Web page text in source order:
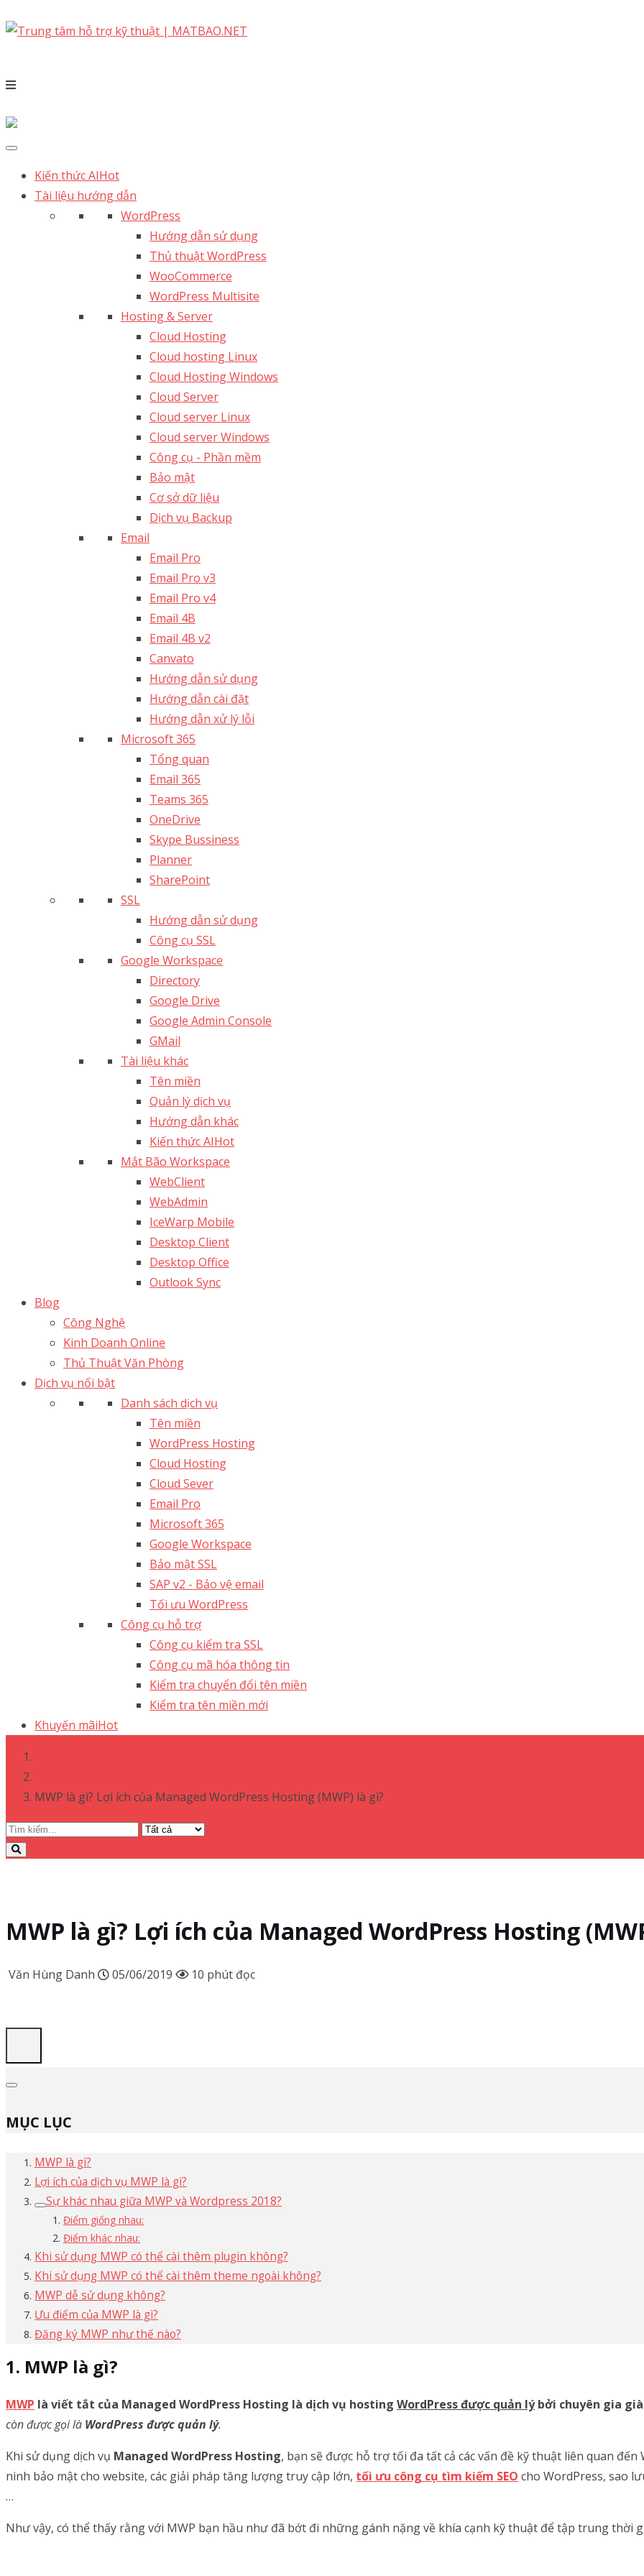
Kiến thức AIHot
Tài liệu hướng dẫn
WordPress
Hướng dẫn sử dụng
Thủ thuật WordPress
WooCommerce
WordPress Multisite
Hosting & Server
Cloud Hosting
Cloud hosting Linux
Cloud Hosting Windows
Cloud Server
Cloud server Linux
Cloud server Windows
Công cụ - Phần mềm
Bảo mật
Cơ sở dữ liệu
Dịch vụ Backup
Email
Email Pro
Email Pro v3
Email Pro v4
Email 4B
Email 4B v2
Canvato
Hướng dẫn sử dụng
Hướng dẫn cài đặt
Hướng dẫn xử lý lỗi
Microsoft 365
Tổng quan
Email 365
Teams 365
OneDrive
Skype Bussiness
Planner
SharePoint
SSL
Hướng dẫn sử dụng
Công cụ SSL
Google Workspace
Directory
Google Drive
Google Admin Console
GMail
Tài liệu khác
Tên miền
Quản lý dịch vụ
Hướng dẫn khác
Kiến thức AIHot
Mắt Bão Workspace
WebClient
WebAdmin
IceWarp Mobile
Desktop Client
Desktop Office
Outlook Sync
Blog
Công Nghệ
Kinh Doanh Online
Thủ Thuật Văn Phòng
Dịch vụ nổi bật
Danh sách dịch vụ
Tên miền
WordPress Hosting
Cloud Hosting
Cloud Sever
Email Pro
Microsoft 365
Google Workspace
Bảo mật SSL
SAP v2 - Bảo vệ email​
Tối ưu WordPress
Công cụ hỗ trợ
Công cụ kiểm tra SSL
Công cụ mã hóa thông tin
Kiểm tra chuyển đổi tên miền
Kiểm tra tên miền mới
Khuyến mãiHot
MWP là gì? Lợi ích của Managed WordPress Hosting (MWP) là gì?
MWP là gì? Lợi ích của Managed WordPress Hosting
Văn Hùng Danh 05/06/2019 10 phút đọc
MỤC LỤC
MWP là gì?
Lợi ích của dịch vụ MWP là gì?
Sự khác nhau giữa MWP và Wordpress 2018?
Điểm giống nhau:
Điểm khác nhau:
Khi sử dụng MWP có thể cài thêm plugin không?
Khi sử dụng MWP có thể cài thêm theme ngoài không?
MWP dễ sử dụng không?
Ưu điểm của MWP là gì?
Đăng ký MWP như thế nào?
MWP là gì?
MWP là viết tắt của Managed WordPress Hosting là dịch vụ hosting WordPress được quản lýbởi chuyên gia
còn được gọi là WordPress được quản lý.
Khi sử dụng dịch vụ Managed WordPress Hosting, bạn sẽ được hỗ trợ tối đa tất cả các vấn đề kỹ thuật liên quan
ninh bảo mật cho website, các giải pháp tăng lượng truy cập lớn, tối ưu công cụ tìm kiếm SEO cho WordPress, sao
…
Như vậy, có thể thấy rằng với MWP bạn hầu như đã bớt đi những gánh nặng về khía cạnh kỹ thuật để tập trung thời